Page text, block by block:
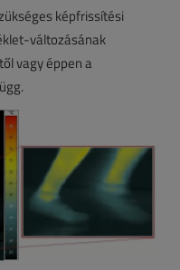
képfrissítési
változásának
vagy éppen a